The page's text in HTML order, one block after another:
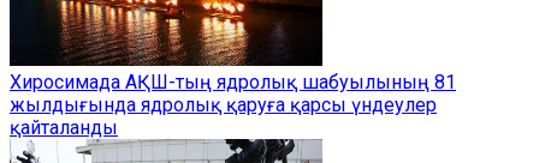
Хиросимада АҚШ-тың ядролық шабуылының 81
жылдығында ядролық қаруға қарсы үндеулер
қайталанды